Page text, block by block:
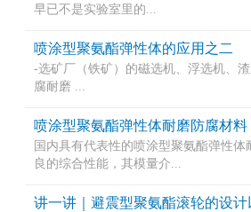
早已不是实验室里的...
喷涂型聚氨酯弹性体的应用之二
-选矿厂（铁矿）的磁选机、浮选机、
腐耐磨 ...
喷涂型聚氨酯弹性体耐磨防腐材料
国内具有代表性的喷涂型聚氨酯弹性
良的综合性能，其模量介...
讲一讲｜避震型聚氨酯滚轮的设